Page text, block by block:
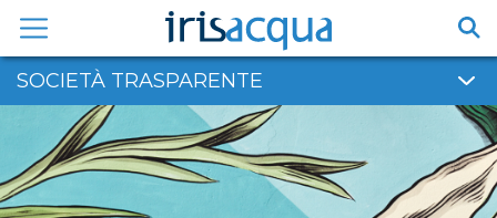
contenuto
SOCIETÀ TRASPARENTE